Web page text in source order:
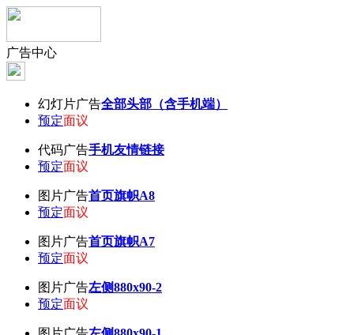
广告中心
幻灯片广告全部头部（含手机端）
预定面议
代码广告手机友情链接
预定面议
图片广告首页旗帜A8
预定面议
图片广告首页旗帜A7
预定面议
图片广告左侧880x90-2
预定面议